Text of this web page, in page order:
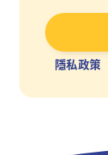
隱私政策